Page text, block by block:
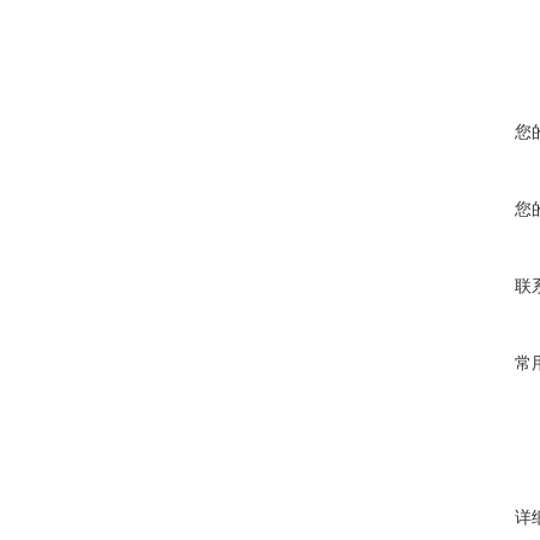
您
您
联
常
详